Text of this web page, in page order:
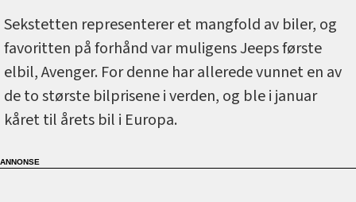
Sekstetten representerer et mangfold av biler, og
favoritten på forhånd var muligens Jeeps første
elbil, Avenger. For denne har allerede vunnet en av
de to største bilprisene i verden, og ble i januar
kåret til årets bil i Europa.